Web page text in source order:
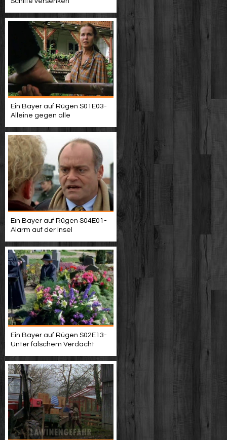
Ein Bayer auf Rügen S01E03-
Alleine gegen alle
Ein Bayer auf Rügen S04E01-
Alarm auf der Insel
Ein Bayer auf Rügen S02E13-
Unter falschem Verdacht